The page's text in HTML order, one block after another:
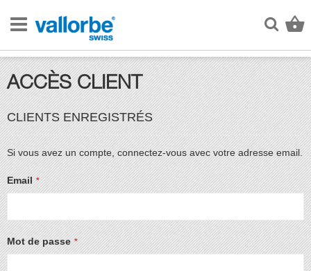
au
contenu
ACCÈS CLIENT
CLIENTS ENREGISTRÉS
Si vous avez un compte, connectez-vous avec votre adresse email.
Email
Mot de passe